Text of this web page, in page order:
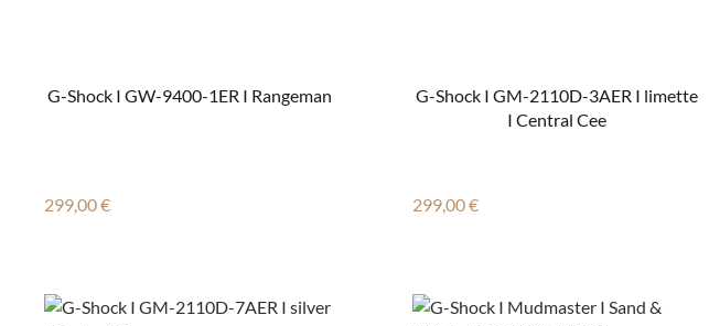
G-Shock I GW-9400-1ER I Rangeman
Regulärer Preis:
299,00 €
G-Shock I GM-2110D-3AER I limette
I Central Cee
Regulärer Preis:
299,00 €